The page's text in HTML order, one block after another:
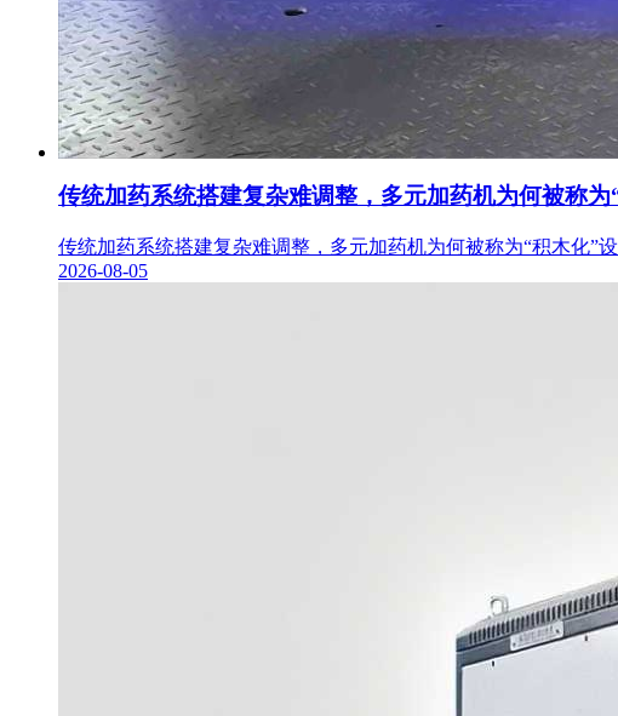
传统加药系统搭建复杂难调整，多元加药机为何被称为
传统加药系统搭建复杂难调整，多元加药机为何被称为“积木化”
2026-08-05